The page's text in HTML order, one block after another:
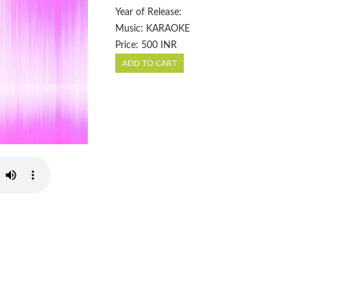
Year of Release:
Music: KARAOKE
Price: 500 INR